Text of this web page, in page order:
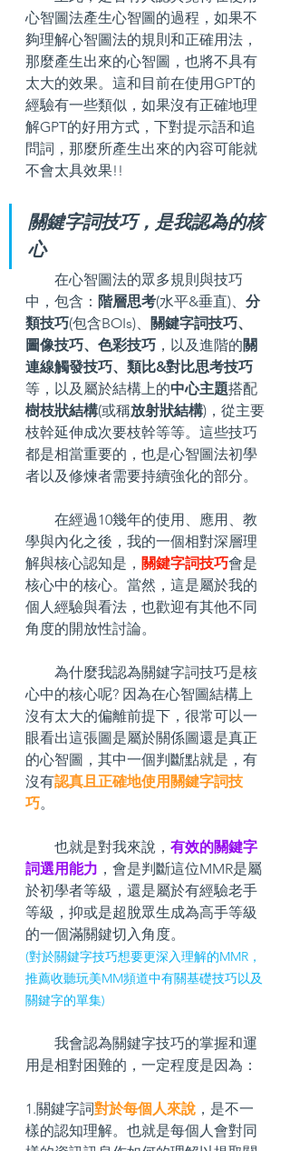
心智圖法產生心智圖的過程，如果不
夠理解心智圖法的規則和正確用法，
那麼產生出來的心智圖，也將不具有
太大的效果。這和目前在使用GPT的
經驗有一些類似，如果沒有正確地理
解GPT的好用方式，下對提示語和追
問詞，那麼所產生出來的內容可能就
不會太具效果!!
關鍵字詞技巧，是我認為的核
心
中，包含： 階層思考(水平&垂直)、 分
類技巧(包含BOIs)、
關鍵字詞技巧、
圖像技巧、色彩技巧 ，以及進階的關
連線觸發技巧、類比&對比思考技巧
等，以及屬於結構上的中心主題搭配
樹枝狀結構(或稱放射狀結構)，從主要
枝幹延伸成次要枝幹等等。這些技巧
都是相當重要的，也是心智圖法初學
者以及修煉者需要持續強化的部分。
學與內化之後，我的一個相對深層理
解與核心認知是， 關鍵字詞技巧會是
核心中的核心。當然，這是屬於我的
個人經驗與看法，也歡迎有其他不同
角度的開放性討論。
心中的核心呢? 因為在心智圖結構上
沒有太大的偏離前提下，很常可以一
眼看出這張圖是屬於關係圖還是真正
的心智圖，其中一個判斷點就是，有
沒有認真且正確地使用關鍵字詞技
巧。
        也就是對我來說，
有效的關鍵字
詞選用能力 ，會是判斷這位MMR是屬
於初學者等級，還是屬於有經驗老手
等級，抑或是超脫眾生成為高手等級
的一個滿關鍵切入角度。
(對於關鍵字技巧想要更深入理解的MMR，
推薦收聽玩美MM頻道中有關基礎技巧以及
關鍵字的單集)
用是相對困難的，一定程度是因為：
1.關鍵字詞對於每個人來說 ，是不一
樣的認知理解。也就是每個人會對同